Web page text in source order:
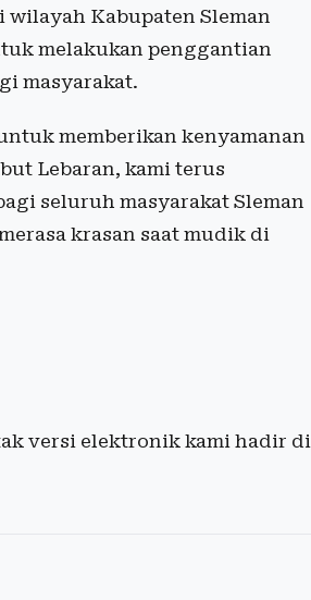
wilayah Kabupaten Sleman
melakukan penggantian
masyarakat.
memberikan kenyamanan
Lebaran, kami terus
seluruh masyarakat Sleman
krasan saat mudik di
versi elektronik kami hadir di